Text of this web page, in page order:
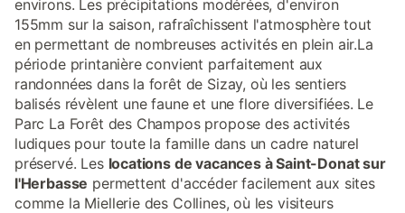
environs. Les précipitations modérées, d'environ
155mm sur la saison, rafraîchissent l'atmosphère tout
en permettant de nombreuses activités en plein air.La
période printanière convient parfaitement aux
randonnées dans la forêt de Sizay, où les sentiers
balisés révèlent une faune et une flore diversifiées. Le
Parc La Forêt des Champos propose des activités
ludiques pour toute la famille dans un cadre naturel
préservé. Les locations de vacances à Saint-Donat sur
l'Herbasse permettent d'accéder facilement aux sites
comme la Miellerie des Collines, où les visiteurs